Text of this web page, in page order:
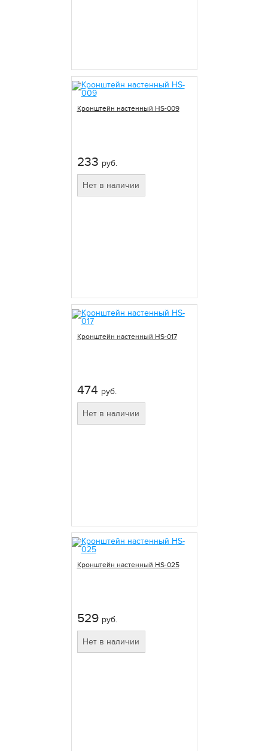
Кронштейн настенный HS-009
233 руб.
Нет в наличии
Кронштейн настенный HS-017
474 руб.
Нет в наличии
Кронштейн настенный HS-025
529 руб.
Нет в наличии